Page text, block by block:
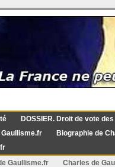
DOSSIER. Droit de vote
Biographie de
Gaullisme.fr
Charles de